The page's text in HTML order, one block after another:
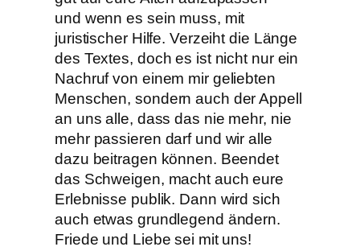
und wenn es sein muss, mit
juristischer Hilfe. Verzeiht die Länge
des Textes, doch es ist nicht nur ein
Nachruf von einem mir geliebten
Menschen, sondern auch der Appell
an uns alle, dass das nie mehr, nie
mehr passieren darf und wir alle
dazu beitragen können. Beendet
das Schweigen, macht auch eure
Erlebnisse publik. Dann wird sich
auch etwas grundlegend ändern.
Friede und Liebe sei mit uns!